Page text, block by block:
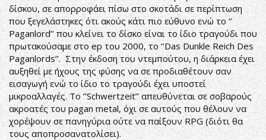
δίσκου, σε απορροφάει πίσω στο σκοτάδι σε περίπτωση
που ξεγελάστηκες ότι ακούς κάτι πιο εύθυνο ενώ το ‘’
Paganlord’’ που κλείνει το δίσκο είναι το ίδιο τραγούδι που
πρωτακούσαμε στο ep του 2000, το ‘’Das Dunkle Reich Des
Paganlords’’. Στην έκδοση του ντεμπούτου, η διάρκεια έχει
αυξηθεί με ήχους της φύσης να σε προδιαθέτουν σαν
εισαγωγή ενώ το ίδιο το τραγούδι έχει υποστεί
μικροαλλαγές. Το ’’Schwertzeit’’ απευθύνεται σε σοβαρούς
ακροατές του pagan metal, όχι σε αυτούς που θέλουν να
χορέψουν σε πανηγύρια ούτε να παίξουν RPG (διότι θα
τους αποπροσανατολίσει).